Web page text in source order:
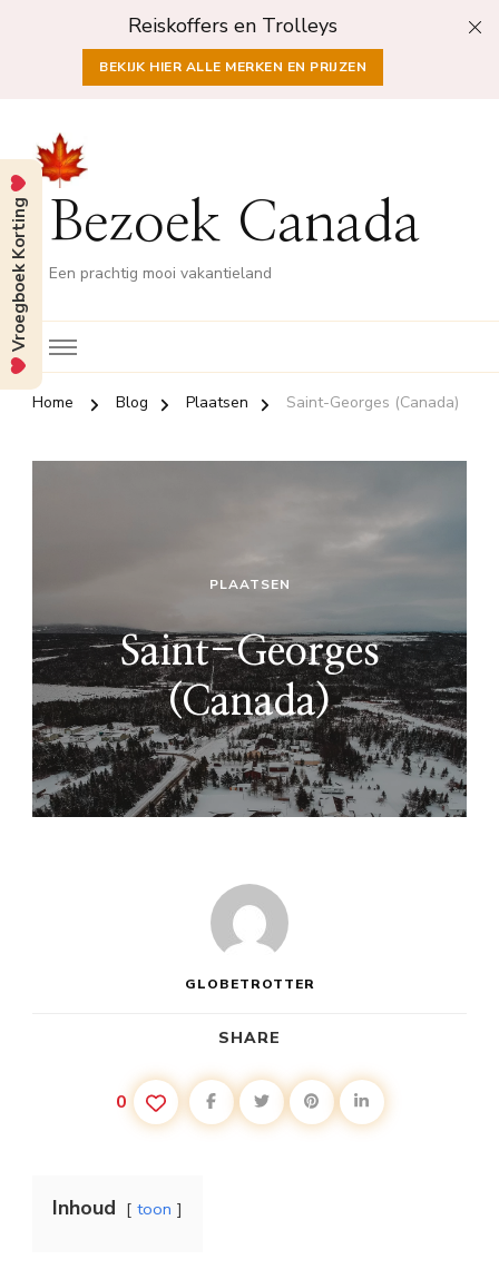
Reiskoffers en Trolleys
BEKIJK HIER ALLE MERKEN EN PRIJZEN
Bezoek Canada
Een prachtig mooi vakantieland
Home Blog Plaatsen Saint-Georges (Canada)
PLAATSEN
Saint-Georges
(Canada)
GLOBETROTTER
SHARE
0
Inhoud toon
Vroegboek Korting